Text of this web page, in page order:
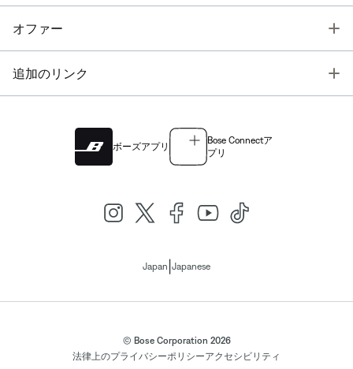
オファー
追加のリンク
ボーズアプリ
Bose Connectア
プリ
Japan Japanese
© Bose Corporation 2026
法律上のプライバシーポリシーアクセシビリティ